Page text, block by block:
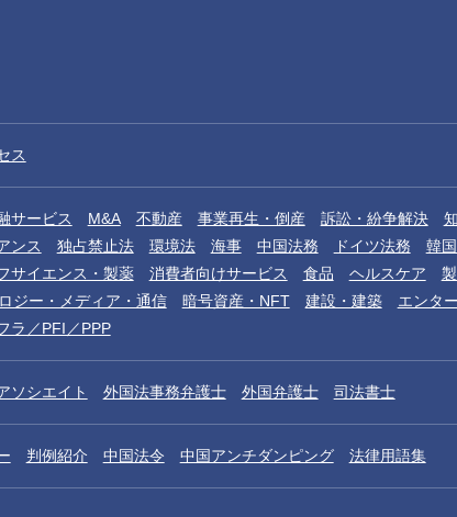
ス
サービス M&A 不動産 事業再生・倒産 訴訟・紛争解決
ンス 独占禁止法 環境法 海事 中国法務 ドイツ法務 韓
サイエンス・製薬 消費者向けサービス 食品 ヘルスケア
ジー・メディア・通信 暗号資産・NFT 建設・建築
エンタ
ラ／PFI／PPP
ソシエイト 外国法事務弁護士 外国弁護士 司法書士
判例紹介 中国法令 中国アンチダンピング 法律用語集